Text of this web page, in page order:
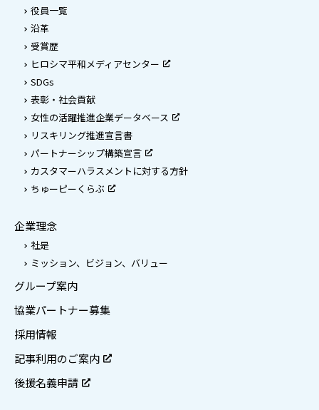
役員一覧
沿革
受賞歴
ヒロシマ平和メディアセンター
SDGs
表彰・社会貢献
女性の活躍推進企業データベース
リスキリング推進宣言書
パートナーシップ構築宣言
カスタマーハラスメントに対する方針
ちゅーピーくらぶ
企業理念
社是
ミッション、ビジョン、バリュー
グループ案内
協業パートナー募集
採用情報
記事利用のご案内
後援名義申請